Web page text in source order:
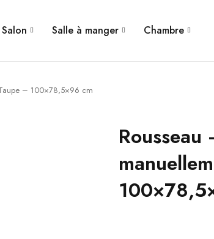
Salon Salle à manger Chambre
– 100×78,5×96 cm